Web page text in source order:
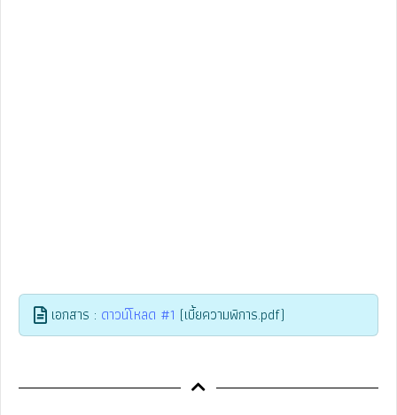
เอกสาร : ดาวน์โหลด #1 (เบี้ยความพิการ.pdf)